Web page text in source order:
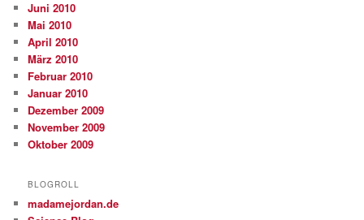
Juni 2010
Mai 2010
April 2010
März 2010
Februar 2010
Januar 2010
Dezember 2009
November 2009
Oktober 2009
BLOGROLL
madamejordan.de